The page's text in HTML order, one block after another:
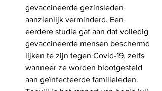
gevaccineerde gezinsleden
aanzienlijk verminderd. Een
eerdere studie gaf aan dat volledig
gevaccineerde mensen beschermd
lijken te zijn tegen Covid-19, zelfs
wanneer ze worden blootgesteld
aan geïnfecteerde familieleden.